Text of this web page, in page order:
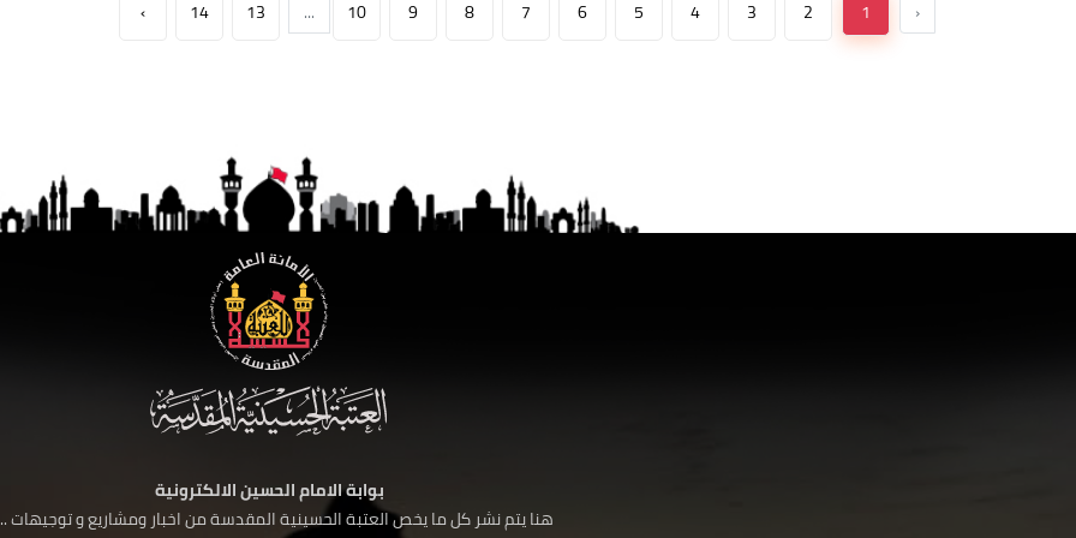
‹
1
2
3
4
5
6
7
8
9
10
...
13
14
›
بوابة الامام الحسين الالكترونية
هنا يتم نشر كل ما يخص العتبة الحسينية المقدسة من اخبار ومشاريع و توجيهات